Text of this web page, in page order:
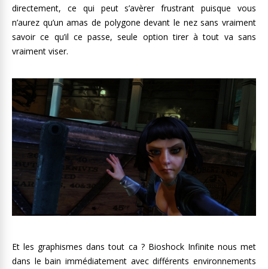
directement, ce qui peut s’avèrer frustrant puisque vous
n’aurez qu’un amas de polygone devant le nez sans vraiment
savoir ce qu’il ce passe, seule option tirer à tout va sans
vraiment viser.
Et les graphismes dans tout ca ? Bioshock Infinite nous met
dans le bain immédiatement avec différents environnements